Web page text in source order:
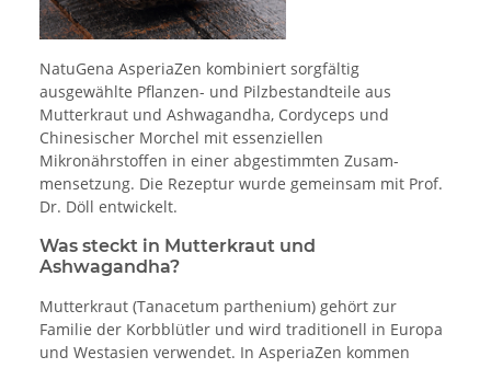
NatuGena AsperiaZen kombiniert sorgfältig
ausgewählte Pflanzen- und Pilzbestandteile aus
Mutterkraut und Ashwagandha, Cordyceps und
Chinesischer Morchel mit essenziellen
Mikronährstoffen in einer abgestimmten Zusam­
mensetzung. Die Rezeptur wurde gemeinsam mit Prof.
Dr. Döll entwickelt.
Was steckt in Mutterkraut und
Ashwagandha?
Mutterkraut (Tanacetum parthenium) gehört zur
Familie der Korbblütler und wird traditionell in Europa
und Westasien verwendet. In AsperiaZen kommen